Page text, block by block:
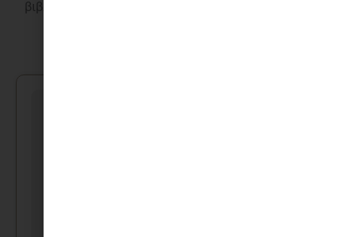
βιβλιοδεσίας συναντώνται σε μια κοινή μορφή.